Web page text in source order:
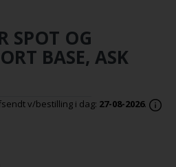
SPOT OG
BASE, ASK
v/bestilling i dag: 27-08-2026.